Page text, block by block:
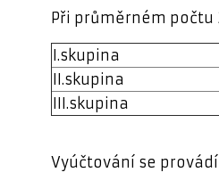
Při průměrném
I.skupina
II.skupina
III.skupina
Vyúčtování se